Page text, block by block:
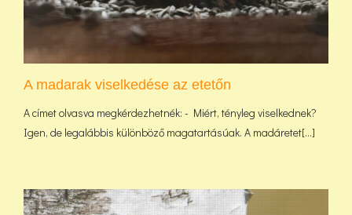
A madarak viselkedése az etetőn
A címet olvasva megkérdezhetnék: - Miért, tényleg viselkednek?
Igen, de legalábbis különböző magatartásúak. A madáretet[...]